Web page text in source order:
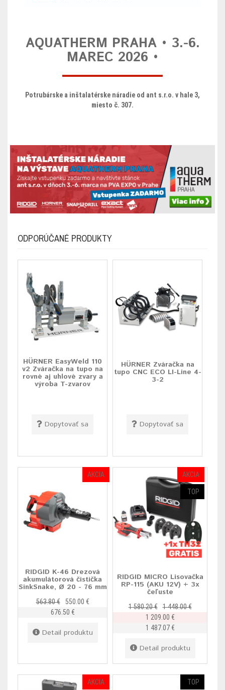
AQUATHERM PRAHA • 3.-6.
MAREC 2026 •
Potrubárske a inštalatérske náradie od ant s.r.o. v hale 3,
miesto č. 307.
ODPORÚČANÉ PRODUKTY
HÜRNER EasyWeld 110
v2 Zváračka na tupo na
rovné aj uhlové zvary a
výroba T-zvarov
Dopytovať sa
HÜRNER Zváračka na
tupo CNC ECO LI-Line 4-
3-2
Dopytovať sa
AKCIA
RIDGID K-46 Drezová
akumulátorová čistička
SinkSnake, Ø 20 - 76 mm
563.80 €
550.00 €
676.50 €
Detail produktu
AKCIA
TOP
RIDGID MICRO Lisovačka
RP-115 (AKU 12V) + 3x
čeľuste
1 580.20 €
1 448.00 €
1 209.00 €
1 487.07 €
Detail produktu
AKCIA TOP